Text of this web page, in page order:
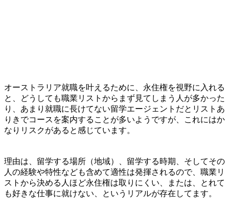
オーストラリア就職を叶えるために、永住権を視野に入れる
と、どうしても職業リストからまず見てしまう人が多かった
り、 あまり就職に長けてない留学エージェントだとリストあ
りきでコースを案内することが多いようですが、これにはか
なりリスクがあると感じています。
理由は、 留学する場所（地域）、留学する時期、そしてその
人の経験や特性なども含めて適性は発揮されるので、 職業リ
ストから決める人ほど永住権は取りにくい、または、とれて
も好きな仕事に就けない 、というリアルが存在してます。